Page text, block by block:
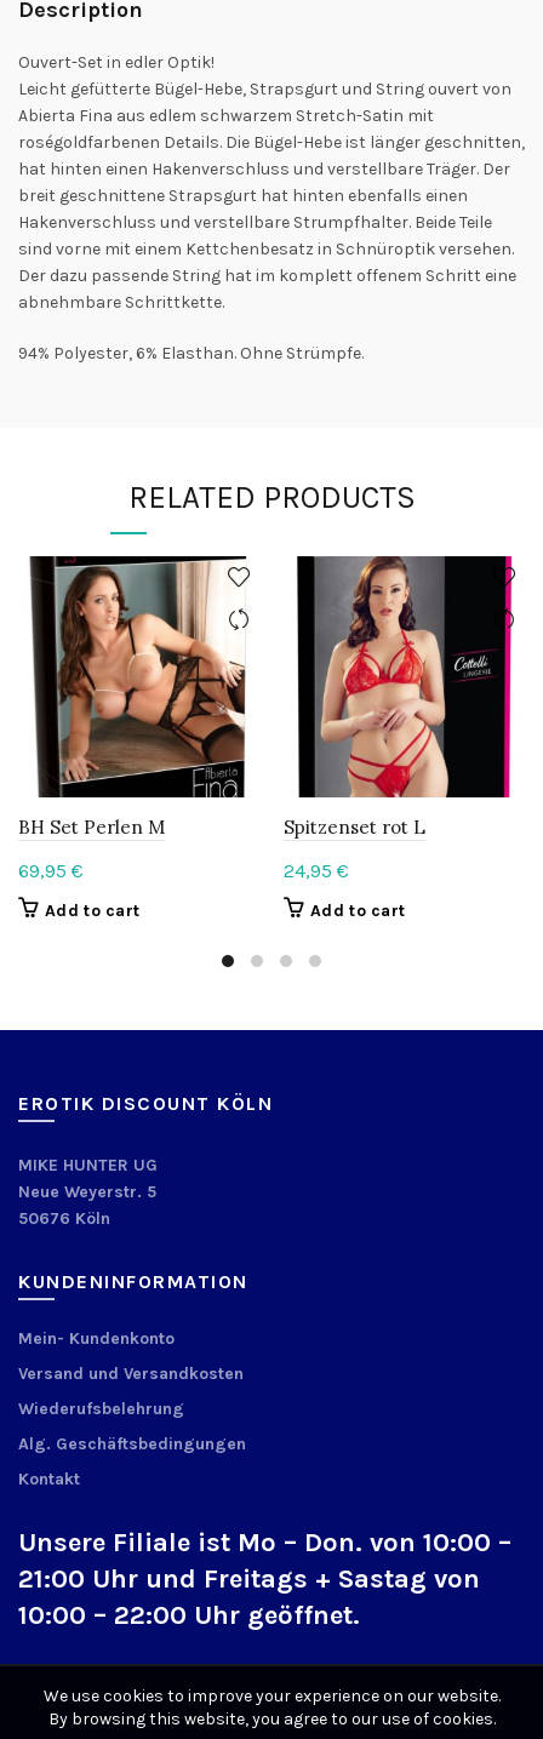
Description
Ouvert-Set in edler Optik!
Leicht gefütterte Bügel-Hebe, Strapsgurt und String ouvert von
Abierta Fina aus edlem schwarzem Stretch-Satin mit
roségoldfarbenen Details. Die Bügel-Hebe ist länger geschnitten,
hat hinten einen Hakenverschluss und verstellbare Träger. Der
breit geschnittene Strapsgurt hat hinten ebenfalls einen
Hakenverschluss und verstellbare Strumpfhalter. Beide Teile
sind vorne mit einem Kettchenbesatz in Schnüroptik versehen.
Der dazu passende String hat im komplett offenem Schritt eine
abnehmbare Schrittkette.
94% Polyester, 6% Elasthan. Ohne Strümpfe.
RELATED PRODUCTS
BH Set Perlen M
69,95 €
Add to cart
Spitzenset rot L
24,95 €
Add to cart
EROTIK DISCOUNT KÖLN
MIKE HUNTER UG
Neue Weyerstr. 5
50676 Köln
KUNDENINFORMATION
Mein- Kundenkonto
Versand und Versandkosten
Wiederufsbelehrung
Alg. Geschäftsbedingungen
Kontakt
Unsere Filiale ist Mo – Don. von 10:00 –
21:00 Uhr und Freitags + Sastag von
10:00 – 22:00 Uhr geöffnet.
We use cookies to improve your experience on our website.
By browsing this website, you agree to our use of cookies.